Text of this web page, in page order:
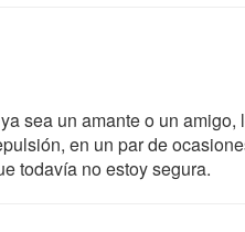
sea un amante o un amigo,
en un par de
todavía no estoy segura.